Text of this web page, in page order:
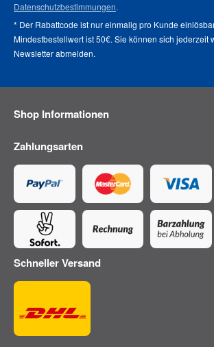
Datenschutzbestimmungen.
* Der Rabattcode ist nur einmalig pro Kunde
Mindestbestellwert ist 50€. Sie können sich jederzeit
Newsletter abmelden.
Shop Informationen
Zahlungsarten
Schneller Versand